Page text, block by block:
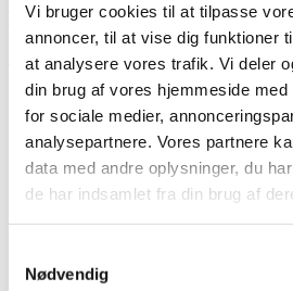
Vi bruger cookies til at tilpasse
annoncer, til at vise dig funktioner
at analysere vores trafik. Vi deler
din brug af vores hjemmeside
for sociale medier,
analysepartnere. Vores partnere
data med andre oplysninger, du
de har indsamlet fra din brug af
Nødvendig
Tilmeld dig vores nyhedsbrev og spar
Forside/Vægfliser/FARVER (væg)
Farver
Når du står over for et nyt projekt,
Farver ændrer hele oplevelsen af
hygge, gøre rummet friskt eller
gjort det lidt nemmere for dig ved at
udseende, så du kan gå på opdagelse
Vi har hos Fliseshoppen vægfliser i